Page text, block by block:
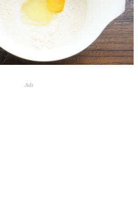
Ads